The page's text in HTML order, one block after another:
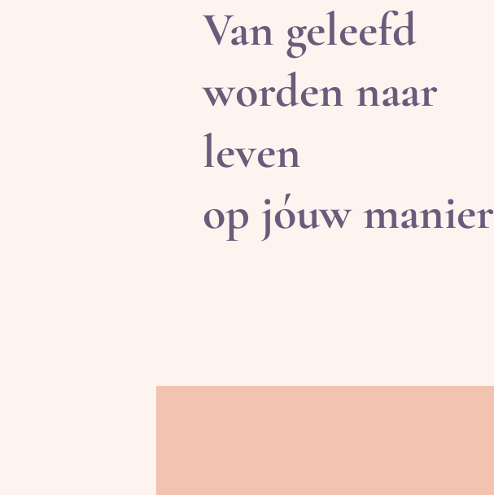
Van geleefd
worden naar
leven
op jóuw manier